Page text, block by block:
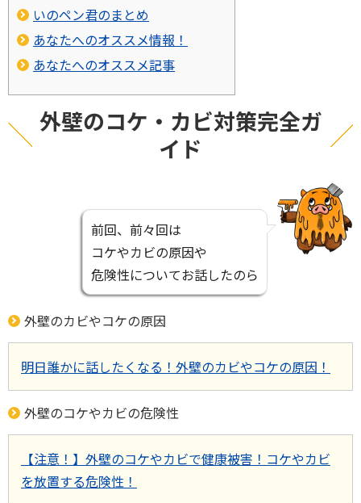
いのペン君のまとめ
あなたへのオススメ情報！
あなたへのオススメ記事
外壁のコケ・カビ対策完全ガ
イド
前回、前々回は
コケやカビの原因や
危険性についてお話したのら
外壁のカビやコケの原因
明日誰かに話したくなる！外壁のカビやコケの原因！
外壁のコケやカビの危険性
【注意！】外壁のコケやカビで健康被害！コケやカビ
を放置する危険性！